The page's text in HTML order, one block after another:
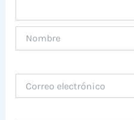
electrónico